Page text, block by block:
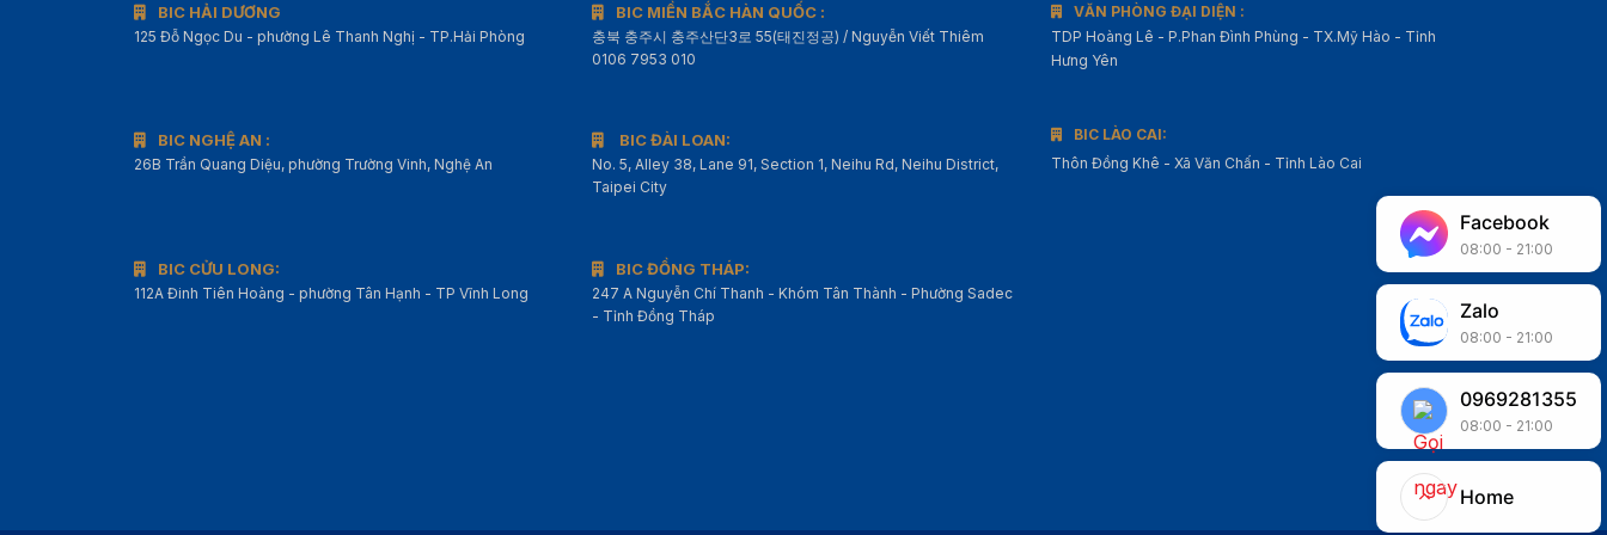
BIC HẢI DƯƠNG
125 Đỗ Ngọc Du - phường Lê Thanh Nghị - TP.Hải Phòng
BIC MIỀN BẮC HÀN QUỐC :
충북 충주시 충주산단3로 55(태진정공) / Nguyễn Viết Thiêm
0106 7953 010
VĂN PHÒNG ĐẠI DIỆN :
TDP Hoàng Lê - P.Phan Đình Phùng - TX.Mỹ Hào - Tỉnh
Hưng Yên
BIC NGHỆ AN :
26B Trần Quang Diệu, phường Trường Vinh, Nghệ An
BIC ĐÀI LOAN:
No. 5, Alley 38, Lane 91, Section 1, Neihu Rd, Neihu District,
Taipei City
BIC LÀO CAI:
Thôn Đồng Khê - Xã Văn Chấn - Tỉnh Lào Cai
BIC CỬU LONG:
112A Đinh Tiên Hoàng - phường Tân Hạnh - TP Vĩnh Long
BIC ĐỒNG THÁP:
247 A Nguyễn Chí Thanh - Khóm Tân Thành - Phường Sadec
- Tỉnh Đồng Tháp
Facebook
08:00 - 21:00
Zalo
08:00 - 21:00
0969281355
08:00 - 21:00
Home